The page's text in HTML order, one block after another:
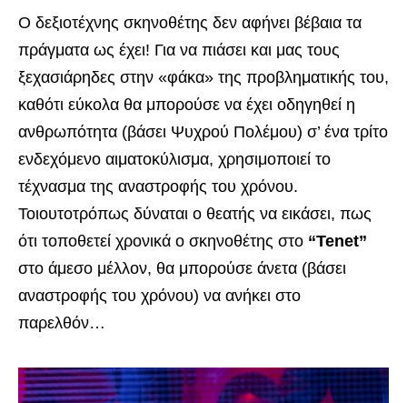
Ο δεξιοτέχνης σκηνοθέτης δεν αφήνει βέβαια τα
πράγματα ως έχει! Για να πιάσει και μας τους
ξεχασιάρηδες στην «φάκα» της προβληματικής του,
καθότι εύκολα θα μπορούσε να έχει οδηγηθεί η
ανθρωπότητα (βάσει Ψυχρού Πολέμου) σ’ ένα τρίτο
ενδεχόμενο αιματοκύλισμα, χρησιμοποιεί το
τέχνασμα της αναστροφής του χρόνου.
Τοιουτοτρόπως δύναται ο θεατής να εικάσει, πως
ότι τοποθετεί χρονικά ο σκηνοθέτης στο “Tenet”
στο άμεσο μέλλον, θα μπορούσε άνετα (βάσει
αναστροφής του χρόνου) να ανήκει στο
παρελθόν…